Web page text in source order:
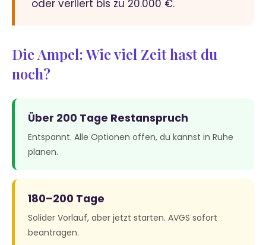
oder verliert bis zu 20.000 €.
Die Ampel: Wie viel Zeit hast du
noch?
Über 200 Tage Restanspruch
Entspannt. Alle Optionen offen, du kannst in Ruhe
planen.
180–200 Tage
Solider Vorlauf, aber jetzt starten. AVGS sofort
beantragen.